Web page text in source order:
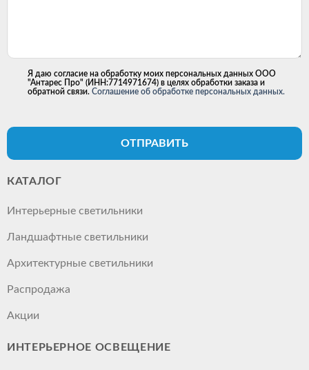
Я даю согласие на обработку моих персональных данных ООО
"Антарес Про" (ИНН:7714971674) в целях обработки заказа и
обратной связи. Соглашение об обработке персональных данных.
ОТПРАВИТЬ
КАТАЛОГ
Интерьерные светильники
Ландшафтные светильники
Архитектурные светильники
Распродажа
Акции
ИНТЕРЬЕРНОЕ ОСВЕЩЕНИЕ